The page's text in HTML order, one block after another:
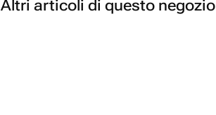
Altri articoli di questo negozio